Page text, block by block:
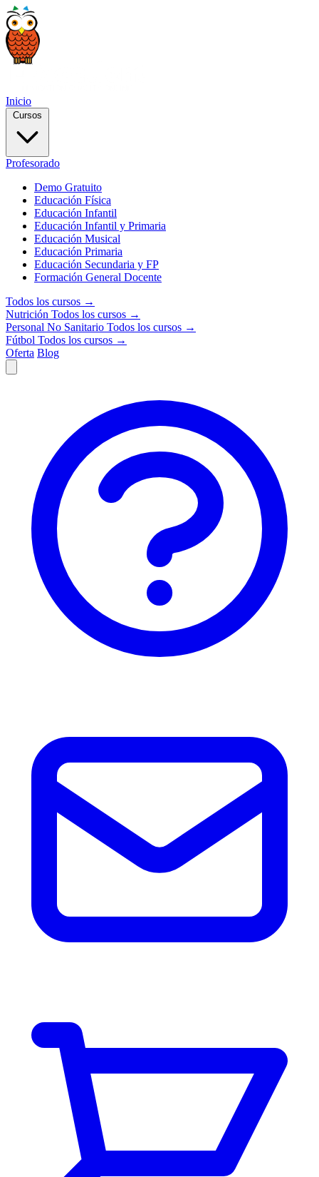
Inicio
Cursos
Profesorado
Demo Gratuito
Educación Física
Educación Infantil
Educación Infantil y Primaria
Educación Musical
Educación Primaria
Educación Secundaria y FP
Formación General Docente
Todos los cursos →
Nutrición Todos los cursos →
Personal No Sanitario Todos los cursos →
Fútbol Todos los cursos →
Oferta Blog